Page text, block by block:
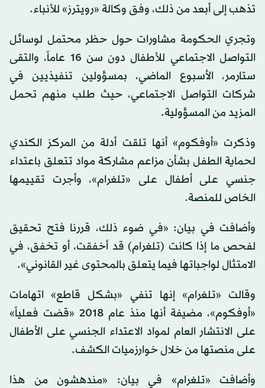
تذهب إلى أبعد من ذلك، وفق وكالة «رويترز» للأنباء.
وتجري الحكومة مشاورات حول حظر محتمل لوسائل
التواصل الاجتماعي للأطفال دون سن 16 عاماً، والتقى
ستارمر، الأسبوع الماضي، بمسؤولين تنفيذيين في
شركات التواصل الاجتماعي، حيث طلب منهم تحمل
المزيد من المسؤولية.
وذكرت «أوفكوم» أنها تلقت أدلة من المركز الكندي
لحماية الطفل بشأن مزاعم مشاركة مواد تتعلق باعتداء
جنسي على أطفال على «تلغرام»، وأجرت تقييمها
الخاص للمنصة.
وأضافت في بيان: «في ضوء ذلك، قررنا فتح تحقيق
لفحص ما إذا كانت (تلغرام) قد أخفقت، أو تخفق، في
الامتثال لواجباتها فيما يتعلق بالمحتوى غير القانوني».
وقالت «تلغرام» إنها تنفي «بشكل قاطع» اتهامات
«أوفكوم»، مضيفة أنها منذ عام 2018 «قضت فعلياً»
على الانتشار العام لمواد الاعتداء الجنسي على الأطفال
على منصتها من خلال خوارزميات الكشف.
وأضافت «تلغرام» في بيان: «مندهشون من هذا